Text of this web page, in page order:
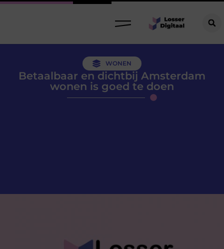
WONEN
Betaalbaar en dichtbij Amsterdam
wonen is goed te doen